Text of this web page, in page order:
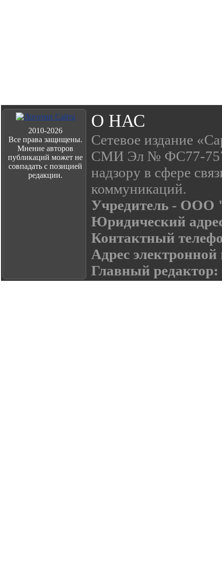
2010-2026
Все права защищены.
Мнение авторов
публикаций может не
совпадать с позицией
редакции.
О НАС
Сетевое издание
СМИ Эл № ФС77-
надзору в сфере
коммуникаций.
Учредитель - ООО
Юридический
Контактный
Адрес
Главный редактор: